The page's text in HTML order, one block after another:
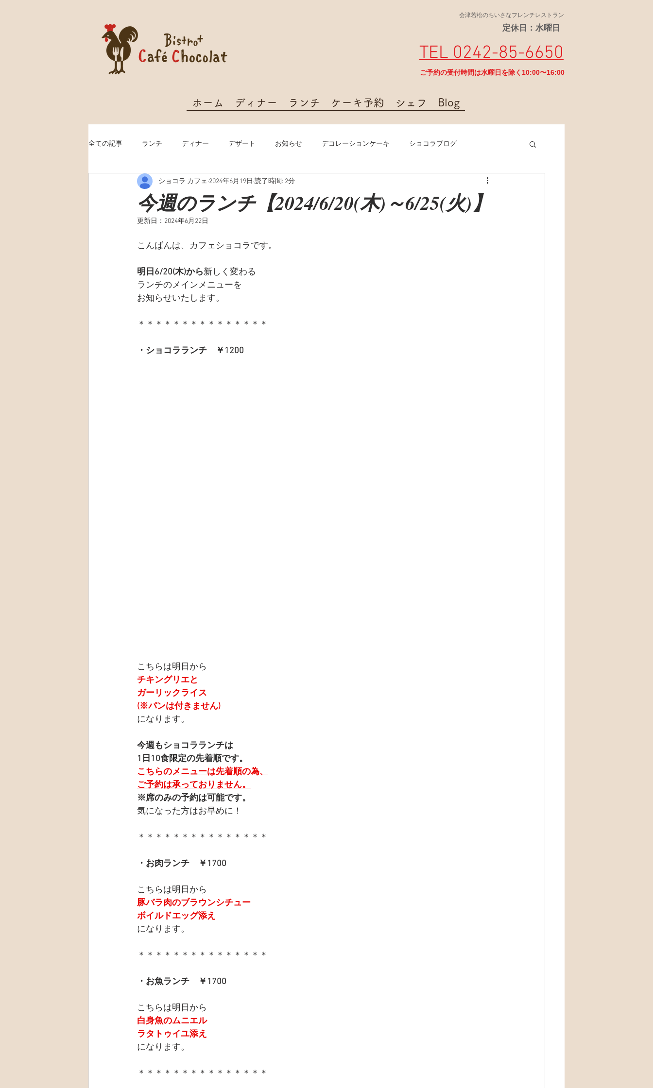
会津若松のちいさなフレンチレストラン
定休日：水曜日
TEL 0242-85-6650
​ご予約の受付時間は水曜日を除く10:00〜16:00
ホーム ディナー ランチ ケーキ予約 シェフ Blog
全ての記事 ランチ ディナー デザート お知らせ デコレーションケーキ ショコラブログ
クリスマス予約
今週のランチ【2024/6/20(木)～6/25(火)】
ショコラ カフェ 2024年6月19日 読了時間: 2分
更新日： 2024年6月22日
こんばんは、カフェショコラです。
明日6/20(木)から新しく変わる
ランチのメインメニューを
お知らせいたします。
＊＊＊＊＊＊＊＊＊＊＊＊＊＊＊
・ショコラランチ　￥1200
こちらは明日から
チキングリエと
ガーリックライス
(※パンは付きません)
になります。
今週もショコラランチは
1日10食限定の先着順です。
こちらのメニューは先着順の為、
ご予約は承っておりません。
※席のみの予約は可能です。
気になった方はお早めに！
＊＊＊＊＊＊＊＊＊＊＊＊＊＊＊
・お肉ランチ　￥1700
こちらは明日から
豚バラ肉のブラウンシチュー
ボイルドエッグ添え
になります。
＊＊＊＊＊＊＊＊＊＊＊＊＊＊＊
・お魚ランチ　￥1700
こちらは明日から
白身魚のムニエル
ラタトゥイユ添え
になります。
＊＊＊＊＊＊＊＊＊＊＊＊＊＊＊